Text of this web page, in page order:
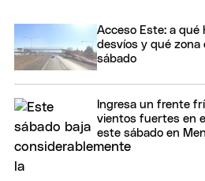
Acceso Este: a qué
desvíos y qué
sábado
Ingresa un frente
vientos fuertes en
este sábado en